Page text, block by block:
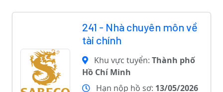
241 - Nhà chuyên môn về
tài chính
Khu vực tuyển: Thành phố
Hồ Chí Minh
Hạn nộp hồ sơ: 13/05/2026